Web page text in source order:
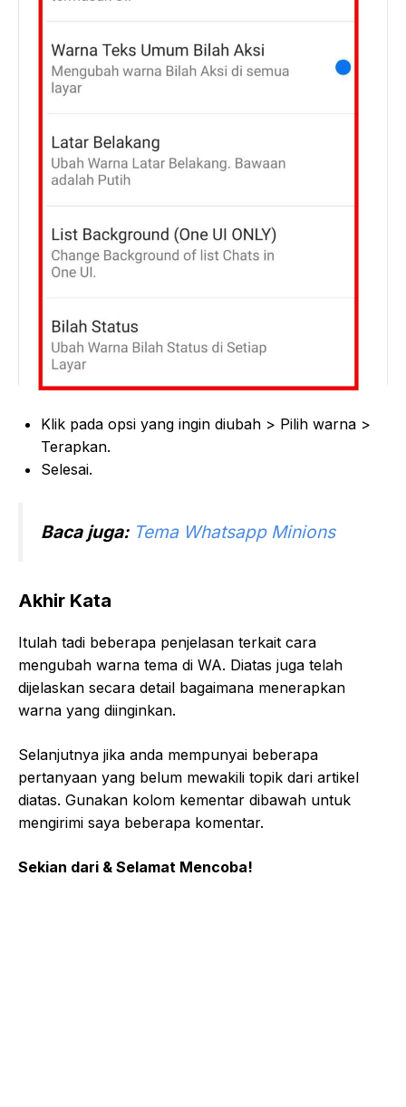
Klik pada opsi yang ingin diubah > Pilih warna >
Terapkan.
Selesai.
Baca juga: Tema Whatsapp Minions
Akhir Kata
Itulah tadi beberapa penjelasan terkait cara
mengubah warna tema di WA. Diatas juga telah
dijelaskan secara detail bagaimana menerapkan
warna yang diinginkan.
Selanjutnya jika anda mempunyai beberapa
pertanyaan yang belum mewakili topik dari artikel
diatas. Gunakan kolom kementar dibawah untuk
mengirimi saya beberapa komentar.
Sekian dari & Selamat Mencoba!